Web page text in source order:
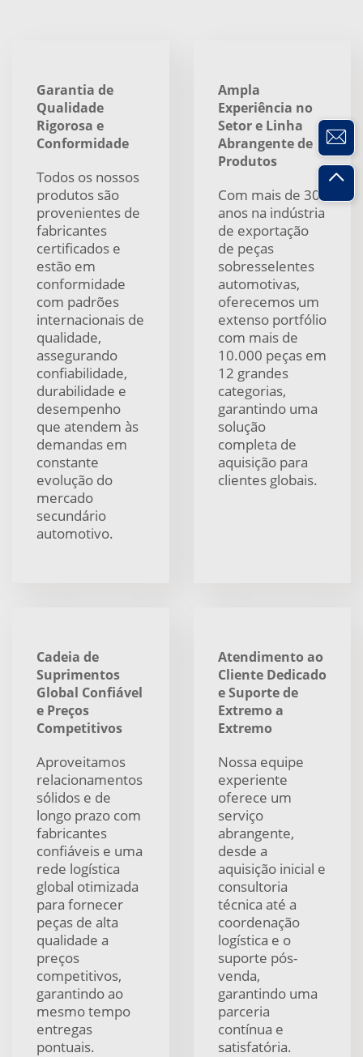
Garantia de
Qualidade
Rigorosa e
Conformidade
Todos os nossos
produtos são
provenientes de
fabricantes
certificados e
estão em
conformidade
com padrões
internacionais de
qualidade,
assegurando
confiabilidade,
durabilidade e
desempenho
que atendem às
demandas em
constante
evolução do
mercado
secundário
automotivo.
Ampla
Experiência no
Setor e Linha
Abrangente de
Produtos
Com mais de 30
anos na indústria
de exportação
de peças
sobresselentes
automotivas,
oferecemos um
extenso portfólio
com mais de
10.000 peças em
12 grandes
categorias,
garantindo uma
solução
completa de
aquisição para
clientes globais.
Cadeia de
Suprimentos
Global Confiável
e Preços
Competitivos
Aproveitamos
relacionamentos
sólidos e de
longo prazo com
fabricantes
confiáveis e uma
rede logística
global otimizada
para fornecer
peças de alta
qualidade a
preços
competitivos,
garantindo ao
mesmo tempo
entregas
pontuais.
Atendimento ao
Cliente Dedicado
e Suporte de
Extremo a
Extremo
Nossa equipe
experiente
oferece um
serviço
abrangente,
desde a
aquisição inicial e
consultoria
técnica até a
coordenação
logística e o
suporte pós-
venda,
garantindo uma
parceria
contínua e
satisfatória.